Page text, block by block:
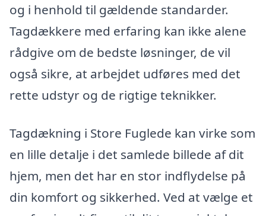
og i henhold til gældende standarder.
Tagdækkere med erfaring kan ikke alene
rådgive om de bedste løsninger, de vil
også sikre, at arbejdet udføres med det
rette udstyr og de rigtige teknikker.
Tagdækning i Store Fuglede kan virke som
en lille detalje i det samlede billede af dit
hjem, men det har en stor indflydelse på
din komfort og sikkerhed. Ved at vælge et